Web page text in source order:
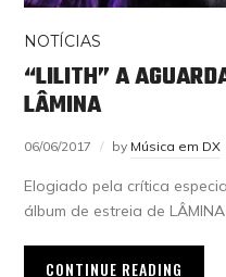
NOTÍCIAS
“LILITH” A
LÂMINA
06/06/2017 by Música em DX
Elogiado pela crítica
álbum de estreia de
CONTINUE READING